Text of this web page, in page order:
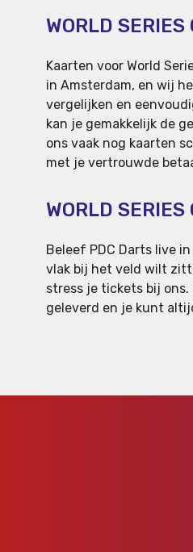
WORLD
Kaarten voor World
in Amsterdam, en wij
vergelijken en
kan je gemakkelijk de
ons vaak nog kaarten
met je vertrouwde
WORLD
Beleef PDC Darts live
vlak bij het veld wilt
stress je tickets bij
geleverd en je kunt